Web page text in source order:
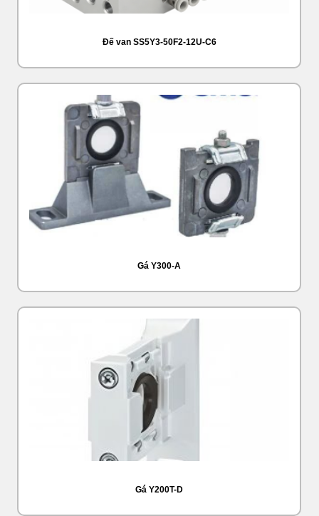
Đế van SS5Y3-50F2-12U-C6
Gá Y300-A
Gá Y200T-D